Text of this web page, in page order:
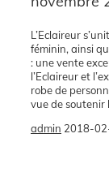
L’Eclaireur
féminin, ainsi
: une vente
l’Eclaireur et
robe de
vue de soutenir
admin 2018-